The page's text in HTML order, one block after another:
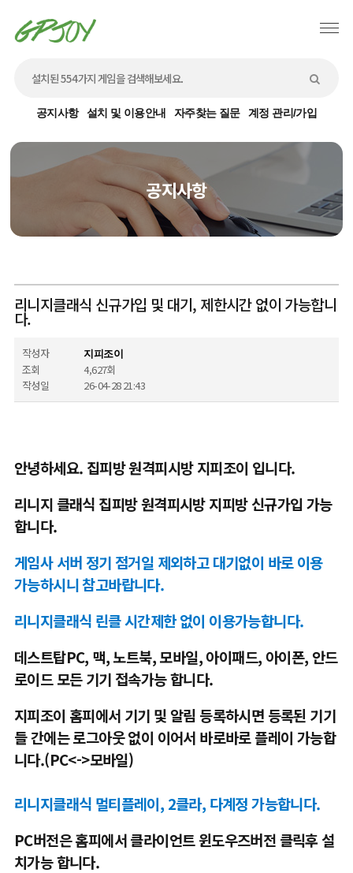
공지사항 설치 및 이용안내 자주찾는 질문 계정 관리/가입
공지사항
리니지클래식 신규가입 및 대기, 제한시간 없이 가능합니
다.
작성자 지피조이
조회
4,627회
작성일
26-04-28 21:43
안녕하세요. 집피방 원격피시방 지피조이 입니다.
리니지 클래식 집피방 원격피시방 지피방 신규가입 가능
합니다.
게임사 서버 정기 점거일 제외하고 대기없이 바로 이용
가능하시니 참고바랍니다.
리니지클래식 린클 시간제한 없이 이용가능합니다.
데스트탑PC, 맥, 노트북, 모바일, 아이패드, 아이폰, 안드
로이드 모든 기기 접속가능 합니다.
지피조이 홈피에서 기기 및 알림 등록하시면 등록된 기기
들 간에는 로그아웃 없이 이어서 바로바로 플레이 가능합
니다.(PC<->모바일)
리니지클래식 멀티플레이, 2클라, 다계정 가능합니다.
PC버전은 홈피에서 클라이언트 윈도우즈버전 클릭후 설
치가능 합니다.